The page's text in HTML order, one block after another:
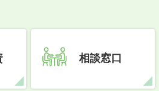
相談窓口